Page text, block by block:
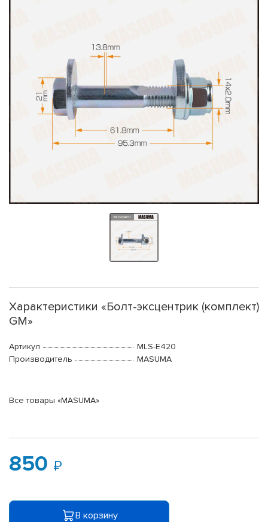
Характеристики «Болт-эксцентрик (комплект)
GM»
Артикул
MLS-E420
Производитель
MASUMA
Все товары «MASUMA»
850
В корзину